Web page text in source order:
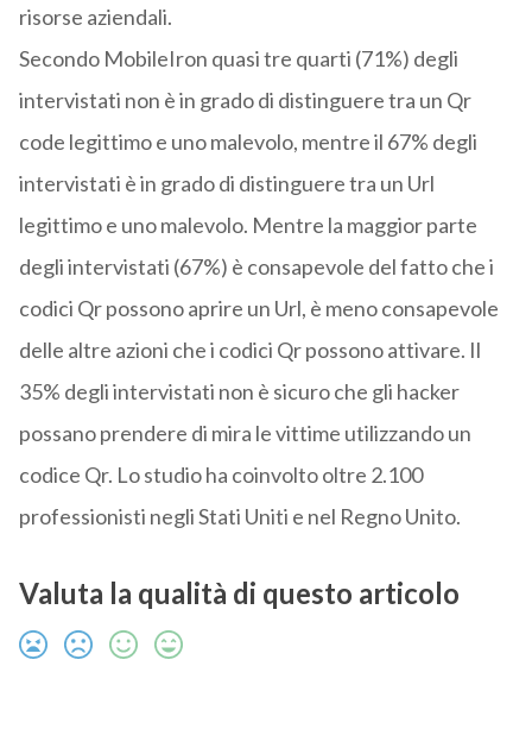
risorse aziendali.
Secondo MobileIron quasi tre quarti (71%) degli
intervistati non è in grado di distinguere tra un Qr
code legittimo e uno malevolo, mentre il 67% degli
intervistati è in grado di distinguere tra un Url
legittimo e uno malevolo. Mentre la maggior parte
degli intervistati (67%) è consapevole del fatto che i
codici Qr possono aprire un Url, è meno consapevole
delle altre azioni che i codici Qr possono attivare. Il
35% degli intervistati non è sicuro che gli hacker
possano prendere di mira le vittime utilizzando un
codice Qr. Lo studio ha coinvolto oltre 2.100
professionisti negli Stati Uniti e nel Regno Unito.
Valuta la qualità di questo articolo